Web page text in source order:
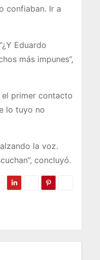
confiaban. Ir a
Eduardo
más impunes”,
primer contacto
lo tuyo no
la voz.
concluyó.